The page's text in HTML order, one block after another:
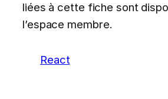
liées à cette fiche sont
l’espace membre.
React